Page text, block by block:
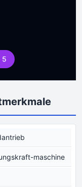
5
maschine